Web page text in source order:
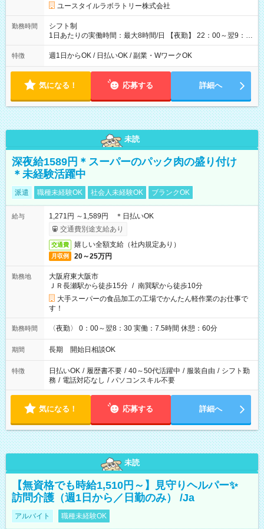
ユースタイルラボラトリー株式会社
勤務時間
シフト制
1日あたりの実働時間：最大8時間/日 【夜勤】 22：00～翌9：
00 ※週1日～OK ／ 夜勤専従 ＊＊ 勤務時間例 ＊＊ ■22時か
ら翌7時 ■23時から翌8時 ■24時から翌9時 など ※上記の時間
ます。 ※曜日固定（毎週同じ曜日での勤務となります）
特徴 週1日からOK / 日払いOK / 副業・WワークOK
気になる！ 応募する 詳細へ
未読
深夜給1589円＊スーパーのパック肉の盛り付け
＊未経験活躍中
派遣 職種未経験OK 社会人未経験OK ブランクOK
給与
1,271円 ～1,589円 ＊日払いOK
交通費別途支給あり
交通費 嬉しい全額支給（社内規定あり）
月収例 20～25万円
勤務地
大阪府東大阪市
ＪＲ長瀬駅から徒歩15分 / 南巽駅から徒歩10分
大手スーパーの食品加工の工場でかんたん軽作業のお仕事で
す！
勤務時間 〈夜勤〉 0：00～翌8：30 実働：7.5時間 休憩：60分
期間 長期 開始日相談OK
特徴 日払いOK / 履歴書不要 / 40～50代活躍中 / 服装自由 / シフト勤
務 / 電話対応なし / パソコンスキル不要
気になる！ 応募する 詳細へ
未読
【無資格でも時給1,510円～】見守りヘルパー✨
訪問介護（週1日から／日勤のみ） /Ja
アルバイト 職種未経験OK